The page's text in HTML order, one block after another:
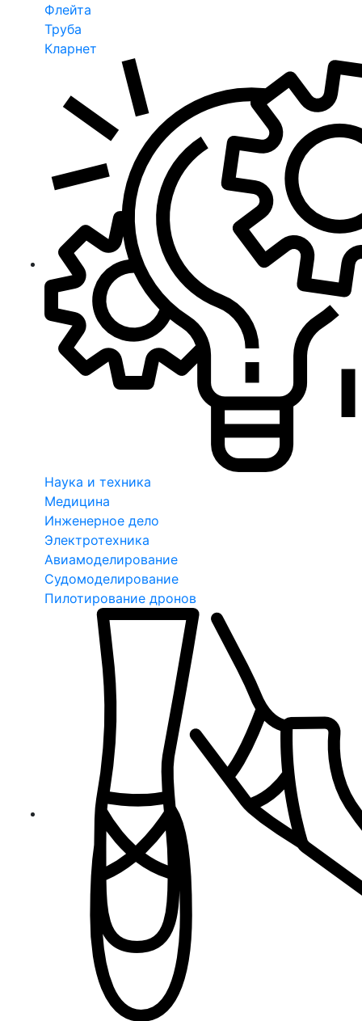
Флейта
Труба
Кларнет
Наука и техника
Медицина
Инженерное дело
Электротехника
Авиамоделирование
Судомоделирование
Пилотирование дронов